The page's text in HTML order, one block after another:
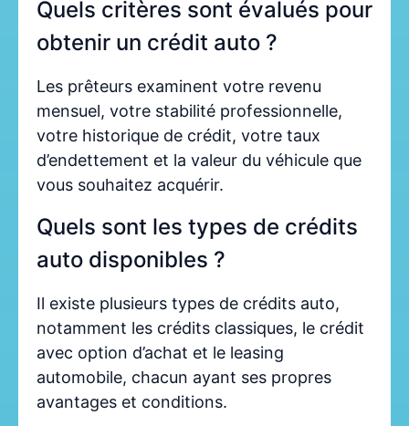
Quels critères sont évalués pour
obtenir un crédit auto ?
Les prêteurs examinent votre revenu
mensuel, votre stabilité professionnelle,
votre historique de crédit, votre taux
d’endettement et la valeur du véhicule que
vous souhaitez acquérir.
Quels sont les types de crédits
auto disponibles ?
Il existe plusieurs types de crédits auto,
notamment les crédits classiques, le crédit
avec option d’achat et le leasing
automobile, chacun ayant ses propres
avantages et conditions.